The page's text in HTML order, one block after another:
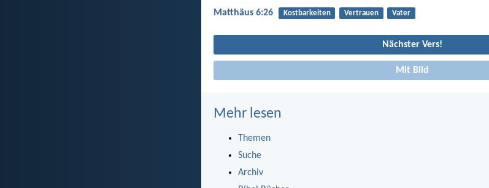
Matthäus 6:26 Kostbarkeiten Vertrauen Vater
Nächster Vers!
Mit Bild
Mehr lesen
Themen
Suche
Archiv